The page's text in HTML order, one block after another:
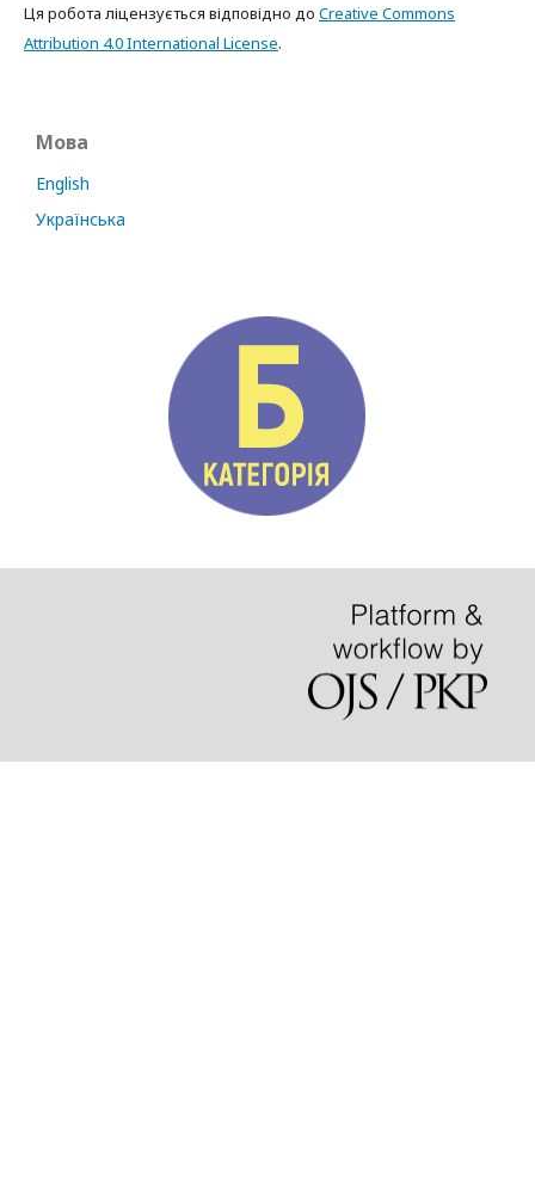
Ця робота ліцензується відповідно до Creative Commons
Attribution 4.0 International License.
Мова
English
Українська